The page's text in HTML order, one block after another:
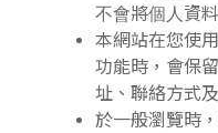
不會將個人資
本網站在您使
功能時，會保
址、聯絡方式
於一般瀏覽時